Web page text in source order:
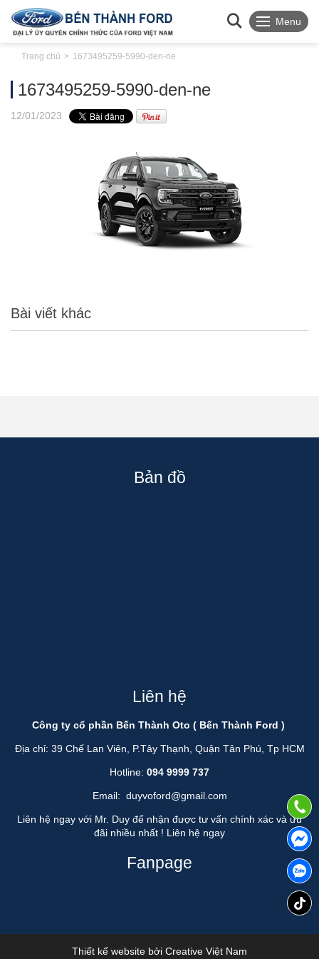
Menu
Trang chủ 1673495259-5990-den-ne
1673495259-5990-den-ne
12/01/2023
Bài viết khác
Bản đồ
Liên hệ
Công ty cổ phần Bến Thành Oto ( Bến Thành Ford )
Địa chỉ: 39 Chế Lan Viên, P.Tây Thạnh, Quận Tân Phú, Tp HCM
Hotline: 094 9999 737
Email: duyvoford@gmail.com
Liên hệ ngay với Mr. Duy để nhận được tư vấn chính xác và ưu
đãi nhiều nhất ! Liên hệ ngay
Fanpage
Thiết kế website bởi Creative Việt Nam